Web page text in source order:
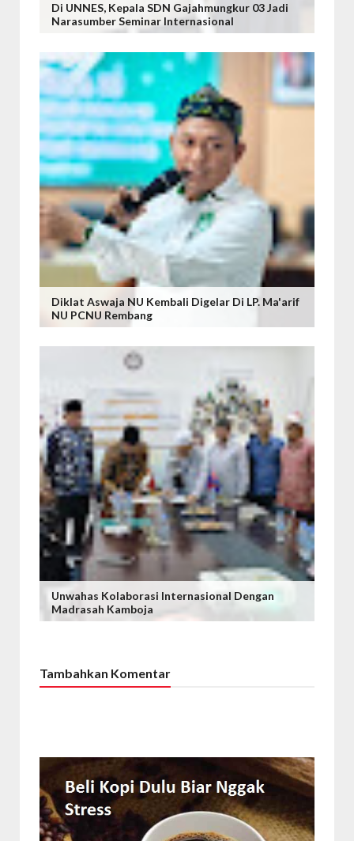
Di UNNES, Kepala SDN Gajahmungkur 03 Jadi
Narasumber Seminar Internasional
Diklat Aswaja NU Kembali Digelar Di LP. Ma'arif
NU PCNU Rembang
Unwahas Kolaborasi Internasional Dengan
Madrasah Kamboja
Tambahkan Komentar